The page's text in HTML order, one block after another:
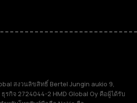
สงวนลิขสิทธิ์ Bertel Jungin aukio 9,
รกิจ 2724044-2 HMD Global Oy คือผู้ได้รับ